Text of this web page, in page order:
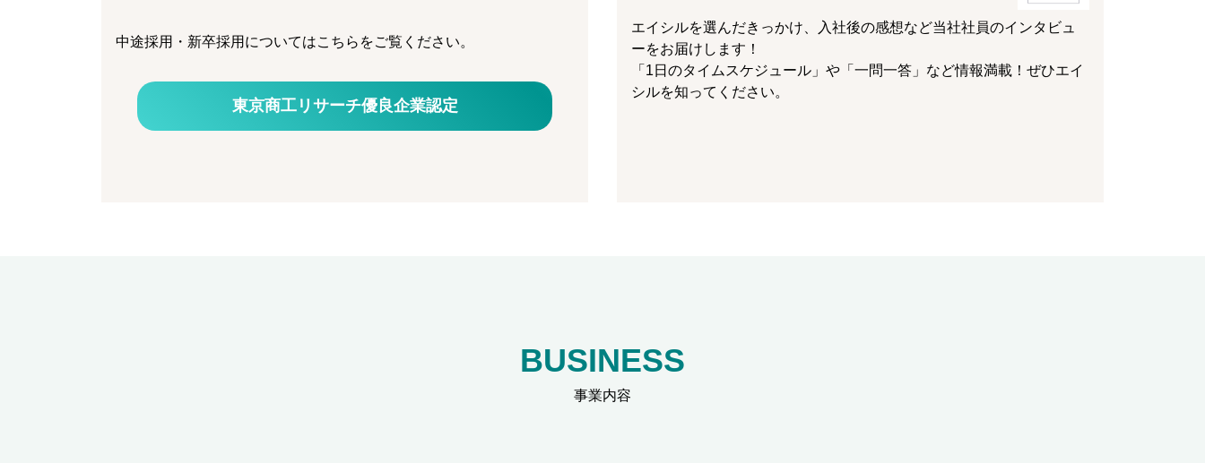
中途採用・新卒採用についてはこちらをご覧ください。
東京商工リサーチ優良企業認定
エイシルを選んだきっかけ、入社後の感想など当社社員のインタビュ
ーをお届けします！
「1日のタイムスケジュール」や「一問一答」など情報満載！ぜひエイ
シルを知ってください。
BUSINESS
事業内容